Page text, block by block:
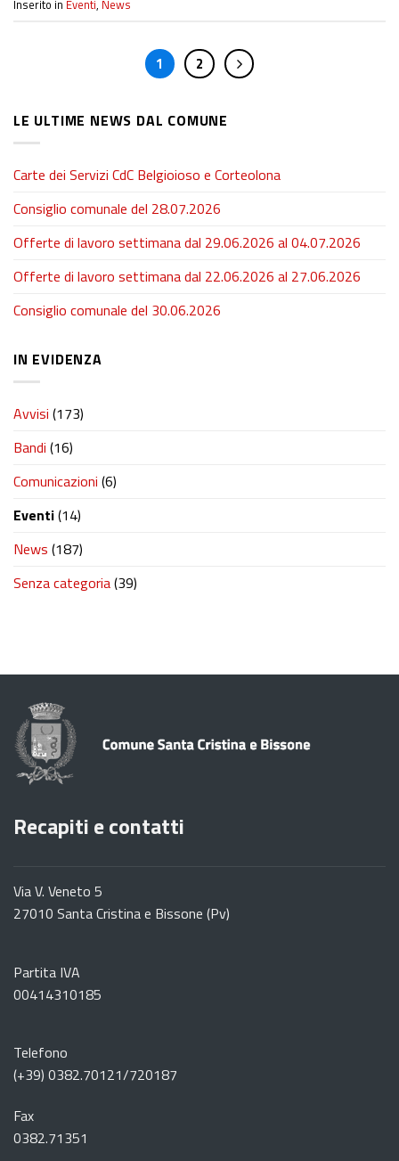
Inserito in Eventi, News
1 2
LE ULTIME NEWS DAL COMUNE
Carte dei Servizi CdC Belgioioso e Corteolona
Consiglio comunale del 28.07.2026
Offerte di lavoro settimana dal 29.06.2026 al 04.07.2026
Offerte di lavoro settimana dal 22.06.2026 al 27.06.2026
Consiglio comunale del 30.06.2026
IN EVIDENZA
Avvisi (173)
Bandi (16)
Comunicazioni (6)
Eventi(14)
News (187)
Senza categoria(39)
Recapiti e contatti
Via V. Veneto 5
27010 Santa Cristina e Bissone (Pv)
Partita IVA
00414310185
Telefono
(+39) 0382.70121/720187
Fax
0382.71351